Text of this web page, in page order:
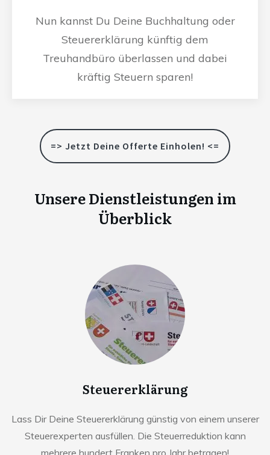
Nun kannst Du Deine Buchhaltung oder
Steuererklärung künftig dem
Treuhandbüro überlassen und dabei
kräftig Steuern sparen!
=> Jetzt Deine Offerte Einholen! <=
Unsere Dienstleistungen im
Überblick
Steuererklärung
Lass Dir Deine Steuererklärung günstig von einem unserer
Steuerexperten ausfüllen. Die Steuerreduktion kann
mehrere hundert Franken pro Jahr betragen!